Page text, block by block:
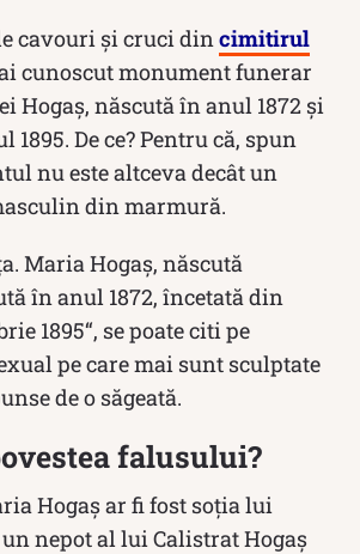
cavouri şi cruci din cimitirul
cunoscut monument funerar
Hogaş, născută în anul 1872 şi
1895. De ce? Pentru că, spun
nu este altceva decât un
din marmură.
Maria Hogaş, născută
în anul 1872, încetată din
1895“, se poate citi pe
pe care mai sunt sculptate
de o săgeată.
falusului?
Hogaş ar fi fost soţia lui
nepot al lui Calistrat Hogaş